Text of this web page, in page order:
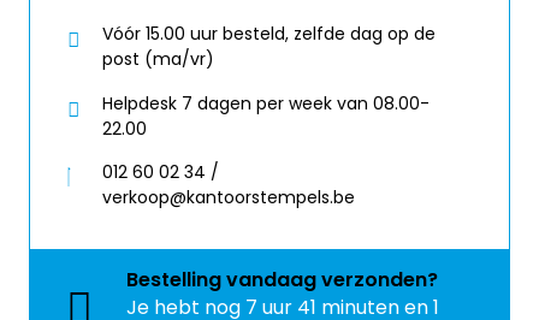
Vóór 15.00 uur besteld, zelfde dag op de
post (ma/vr)
Helpdesk 7 dagen per week van 08.00-
22.00
012 60 02 34 /
verkoop@kantoorstempels.be
Bestellingvandaagverzonden?
Je hebt nog 7 uur 41 minuten en 0